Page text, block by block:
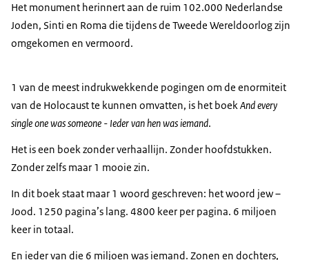
Het monument herinnert aan de ruim 102.000 Nederlandse
Joden, Sinti en Roma die tijdens de Tweede Wereldoorlog zijn
omgekomen en vermoord.
1 van de meest indrukwekkende pogingen om de enormiteit
van de Holocaust te kunnen omvatten, is het boekAnd every
single one was someone - Ieder van hen was iemand.
Het is een boek zonder verhaallijn. Zonder hoofdstukken.
Zonder zelfs maar 1 mooie zin.
In dit boek staat maar 1 woord geschreven: het woord jew –
Jood. 1250 pagina’s lang. 4800 keer per pagina. 6 miljoen
keer in totaal.
En ieder van die 6 miljoen was iemand. Zonen en dochters,